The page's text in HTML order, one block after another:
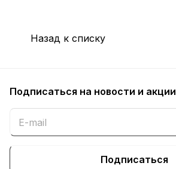
Назад к списку
Подписаться на новости и акции
Подписаться